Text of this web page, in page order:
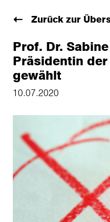
Zurück zur
Prof. Dr.
Präsidentin der
gewählt
10.07.2020